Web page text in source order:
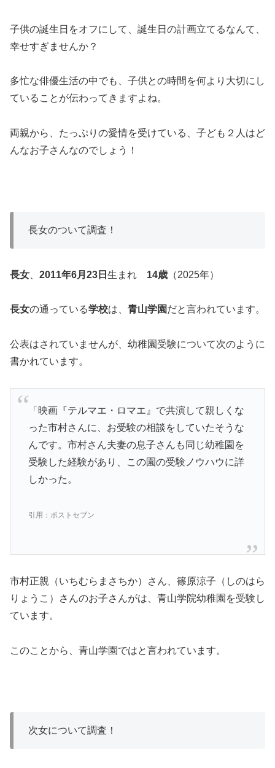
子供の誕生日をオフにして、誕生日の計画立てるなんて、
幸せすぎませんか？
多忙な俳優生活の中でも、子供との時間を何より大切にし
ていることが伝わってきますよね。
両親から、たっぷりの愛情を受けている、子ども２人はど
んなお子さんなのでしょう！
長女のついて調査！
長女 2011年6月23日 生まれ 14歳 （2025年）
長女の通っている学校は、 青山学園だと言われています。
公表はされていませんが、幼稚園受験について次のように
書かれています。
「映画『テルマエ・ロマエ』で共演して親しくな
った市村さんに、お受験の相談をしていたそうな
んです。市村さん夫妻の息子さんも同じ幼稚園を
受験した経験があり、この園の受験ノウハウに詳
しかった。
引用：ポストセブン
市村正親（いちむらまさちか）さん、篠原涼子（しのはら
りょうこ）さんのお子さんがは、青山学院幼稚園を受験し
ています。
このことから、青山学園ではと言われています。
次女について調査！